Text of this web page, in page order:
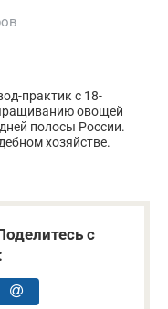
практик с 18-
овощей
полосы России.
хозяйстве.
с